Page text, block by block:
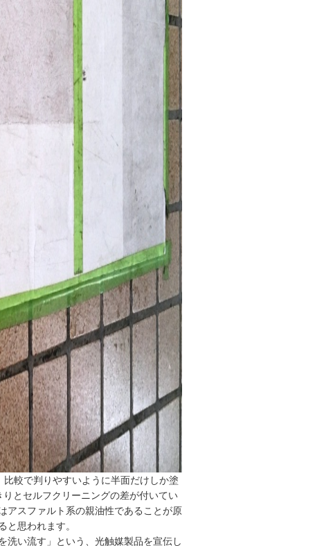
較で判りやすいように半面だけしか塗
とセルフクリーニングの差が付いてい
アスファルト系の親油性であることが原
と思われます。
洗い流す」という、光触媒製品を宣伝し